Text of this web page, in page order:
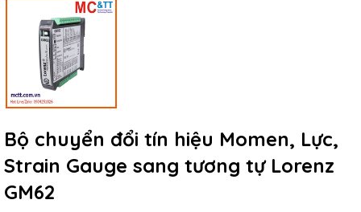
Bộ chuyển đổi tín hiệu Momen, Lực,
Strain Gauge sang tương tự Lorenz
GM62